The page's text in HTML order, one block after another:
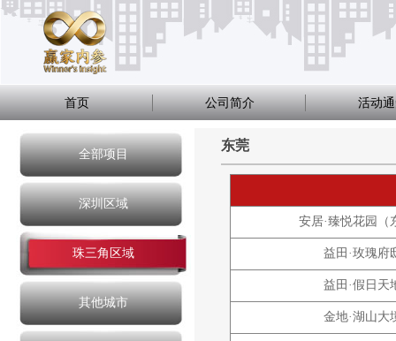
首页 公司简介 活动
全部项目
深圳区域
珠三角区域
其他城市
东莞
安居·臻悦花园（
益田·玫瑰府
益田·假日天
金地·湖山大